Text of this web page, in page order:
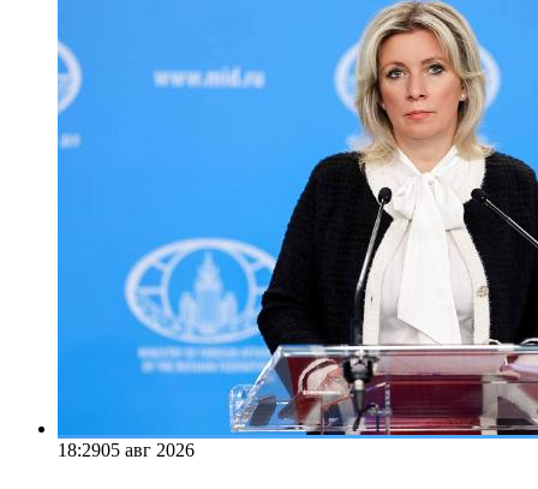
18:2905 авг 2026